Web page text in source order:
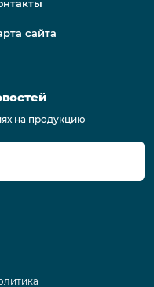
сайта
на продукцию